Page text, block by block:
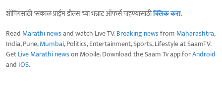
शॉपिंगसाठी 'सकाळ प्राईम डील्स'च्या भन्नाट ऑफर्स पाहण्यासाठीक्लिक करा.
Read Marathi newsand watch Live TV.Breaking newsfrom Maharashtra,
India, Pune,Mumbai, Politics, Entertainment, Sports, Lifestyle at SaamTV.
GetLive Marathi newson Mobile. Download the Saam Tv app forAndroid
and IOS.